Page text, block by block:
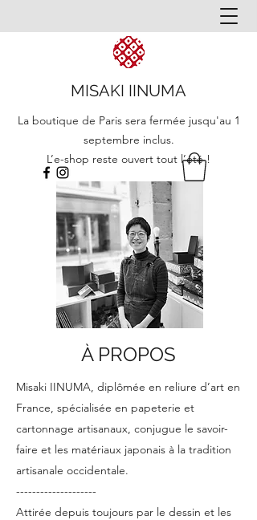
MISAKI IINUMA
La boutique de Paris sera fermée jusqu'au 1
septembre inclus.
L’e-shop reste ouvert tout l’été !
À PROPOS
Misaki IINUMA, diplômée en reliure d’art en
France, spécialisée en papeterie et
cartonnage artisanaux, conjugue le savoir-
faire et les matériaux japonais à la tradition
artisanale occidentale.
--------------------
Attirée depuis toujours par le dessin et les